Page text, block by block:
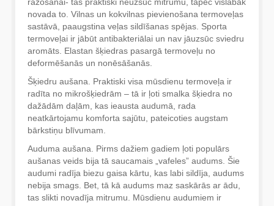
novada to. Vilnas un kokvilnas pievienošana termoveļas
sastāvā, paaugstina veļas sildīšanas spējas. Sporta
termoveļai ir jābūt antibakteriālai un nav jāuzsūc sviedru
aromāts. Elastan šķiedras pasargā termoveļu no
deformēšanās un nonēsāšanās.
Šķiedru aušana. Praktiski visa mūsdienu termoveļa ir
radīta no mikrošķiedrām – tā ir ļoti smalka šķiedra no
dažādām daļām, kas ieausta audumā, rada
neatkārtojamu komforta sajūtu, pateicoties augstam
bārkstiņu blīvumam.
Auduma aušana. Pirms dažiem gadiem ļoti populārs
aušanas veids bija tā saucamais „vafeles” audums. Šie
audumi radīja biezu gaisa kārtu, kas labi sildīja, audums
nebija smags. Bet, tā kā audums maz saskārās ar ādu,
tas slikti novadīja mitrumu. Mūsdienu audumiem ir